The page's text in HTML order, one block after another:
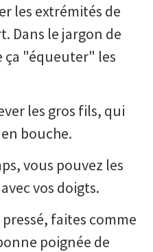
les extrémités de
Dans le jargon de
ça "équeuter" les
les gros fils, qui
bouche.
vous pouvez les
vos doigts.
faites comme
poignée de